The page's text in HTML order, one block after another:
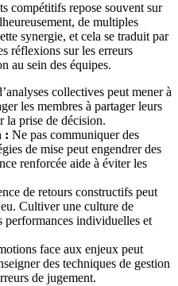
compétitifs repose souvent sur
de multiples
synergie, et cela se traduit par
réflexions sur les erreurs
au sein des équipes.
collectives peut mener à
les membres à partager leurs
la prise de décision.
: Ne pas communiquer des
de mise peut engendrer des
renforcée aide à éviter les
de retours constructifs peut
Cultiver une culture de
performances individuelles et
face aux enjeux peut
des techniques de gestion
de jugement.